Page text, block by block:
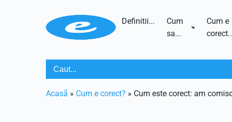
Definitii...
Cum
sa...
Cum e
Acasã » Cum e corect? » Cum este corect: am